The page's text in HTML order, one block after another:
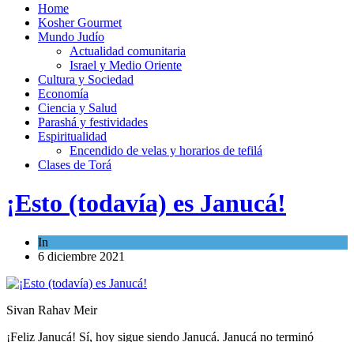
Home
Kosher Gourmet
Mundo Judío
Actualidad comunitaria
Israel y Medio Oriente
Cultura y Sociedad
Economía
Ciencia y Salud
Parashá y festividades
Espiritualidad
Encendido de velas y horarios de tefilá
Clases de Torá
¡Esto (todavía) es Janucá!
In
6 diciembre 2021
Sivan Rahav Meir
¡Feliz Janucá! Sí, hoy sigue siendo Janucá. Janucá no terminó